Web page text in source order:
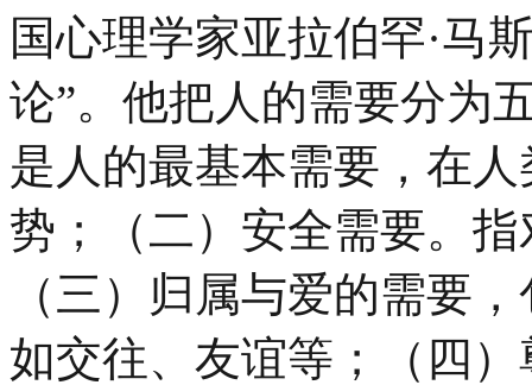
国心理学家亚拉伯罕·马
论”。他把人的需要分为
是人的最基本需要，在
势；（二）安全需要。
（三）归属与爱的需要
如交往、友谊等；（四